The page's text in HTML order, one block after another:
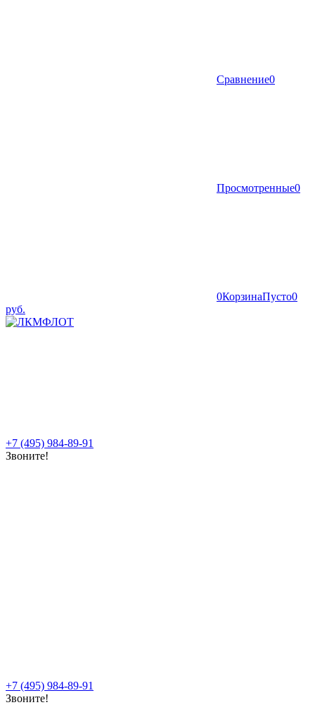
Сравнение0
Просмотренные0
0КорзинаПусто0
руб.
+7 (495) 984-89-91
Звоните!
+7 (495) 984-89-91
Звоните!